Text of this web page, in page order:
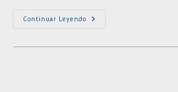
Continuar Leyendo El